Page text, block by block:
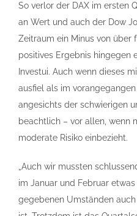
So verlor der DAX im ersten
an Wert und auch der Dow
Zeitraum ein Minus von über
positives Ergebnis hingegen
Investui. Auch wenn dieses
ausfiel als im
angesichts der schwierigen
beachtlich – vor allen, wenn
moderate Risiko einbezieht.
„Auch wir mussten
im Januar und Februar
gegebenen Umständen